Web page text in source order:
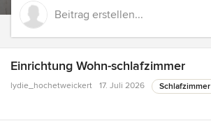
Beitrag erstellen...
Einrichtung Wohn-schlafzimmer
lydie_hochetweickert 17. Juli 2026 Schlafzimmer